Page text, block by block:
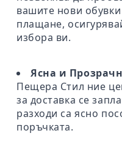
вашите нови
плащане,
избора ви.
Ясна и
Пещера Стил ние
за доставка се
разходи са ясно
поръчката.